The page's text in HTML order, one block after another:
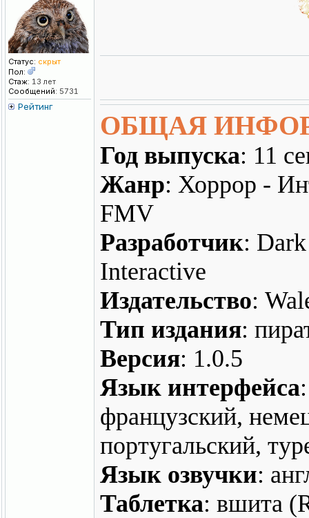
Статус: скрыт
Пол:
Стаж: 13 лет
Сообщений: 5731
Рейтинг
ОБЩАЯ
Год выпуска: 11
Жанр: Хоррор -
FMV
Разработчик:
Interactive
Издательство:
Тип издания:
Версия: 1.0.5
Язык интерфейса
французский,
португальский,
Язык озвучки:
Таблетка: вшита